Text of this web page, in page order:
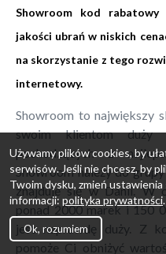
Showroom kod
jakości ubrań w niskich
na skorzystanie z tego
internetowy.
Showroom to największy
swoim klientom
pochodzących z
Showroom należy do
znajduje się w Danii. W
ponad 2000 marek i 150
jest naprawdę duży. Z
pomoże Ci obniżyć
Używamy plików cookies, by
serwisów. Jeśli nie chcesz, by
Twoim dysku, zmień
informacji: polityka prywatności.
Ok, rozumiem